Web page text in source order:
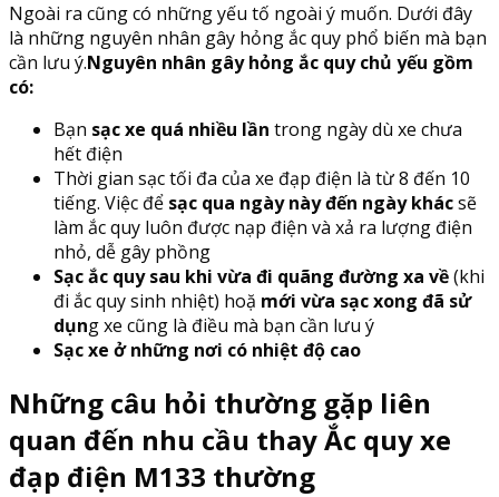
Ngoài ra cũng có những yếu tố ngoài ý muốn. Dưới đây
là những nguyên nhân gây hỏng ắc quy phổ biến mà bạn
cần lưu ý.Nguyên nhân gây hỏng ắc quy chủ yếu gồm
có:
Bạn sạc xe quá nhiều lần trong ngày dù xe chưa
hết điện
Thời gian sạc tối đa của xe đạp điện là từ 8 đến 10
tiếng. Việc để sạc qua ngày này đến ngày khácsẽ
làm ắc quy luôn được nạp điện và xả ra lượng điện
nhỏ, dễ gây phồng
Sạc ắc quy sau khi vừa đi quãng đường xa về(khi
đi ắc quy sinh nhiệt) hoặ mới vừa sạc xong đã sử
dụng xe cũng là điều mà bạn cần lưu ý
Sạc xe ở những nơi có nhiệt độ cao
Những câu hỏi thường gặp liên
quan đến nhu cầu thay Ắc quy xe
đạp điện M133 thường